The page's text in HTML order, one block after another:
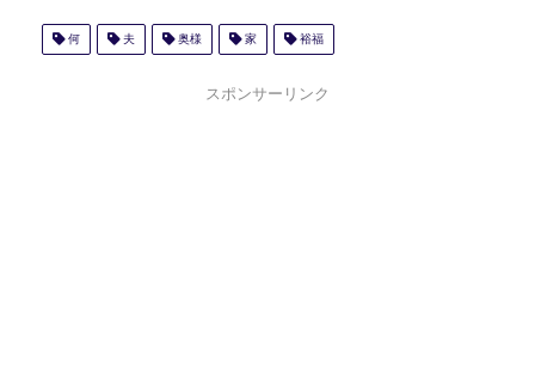
何 夫 奥様 家 裕福
スポンサーリンク